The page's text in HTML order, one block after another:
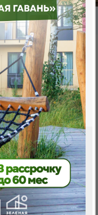
«Минск Мир»
Щемелёва 30
566 м